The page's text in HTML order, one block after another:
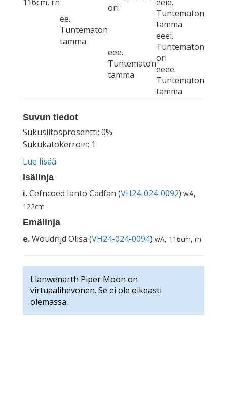
ee.
Tuntematon
tamma
ori
Tuntematon
tamma
eee.
Tuntematon
tamma
eeei.
Tuntematon
ori
eeee.
Tuntematon
tamma
Suvun tiedot
Sukusiitosprosentti: 0%
Sukukatokerroin: 1
Lue lisää
Isälinja
i.Cefncoed Ianto Cadfan (VH24-024-0092) wA,
122cm
Emälinja
e.Woudrijd Olisa (VH24-024-0094) wA, 116cm, rn
Llanwenarth Piper Moon on
virtuaalihevonen. Se ei ole oikeasti
olemassa.